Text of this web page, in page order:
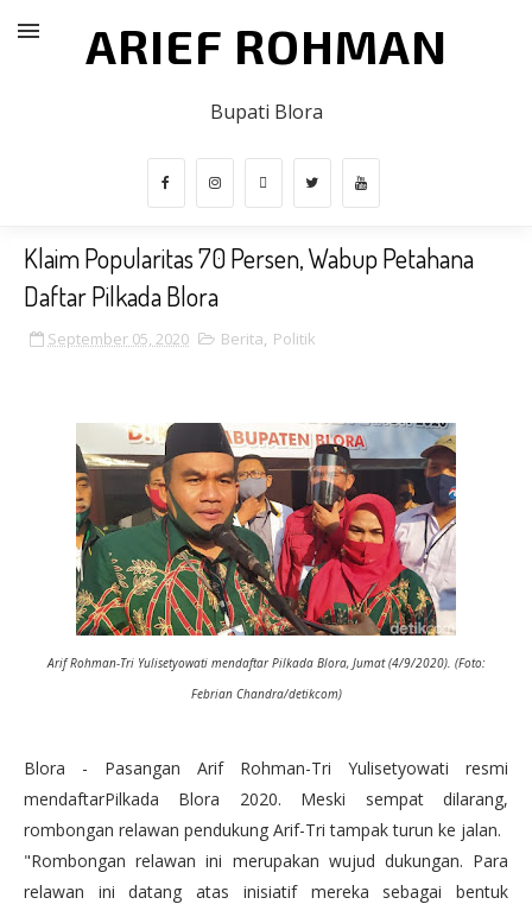
ARIEF ROHMAN
Bupati Blora
Klaim Popularitas 70 Persen, Wabup Petahana
Daftar Pilkada Blora
September 05, 2020 Berita, Politik
Arif Rohman-Tri Yulisetyowati mendaftar Pilkada Blora, Jumat (4/9/2020). (Foto:
Febrian Chandra/detikcom)
Blora - Pasangan Arif Rohman-Tri Yulisetyowati resmi
mendaftarPilkada Blora 2020. Meski sempat dilarang,
rombongan relawan pendukung Arif-Tri tampak turun ke jalan.
"Rombongan relawan ini merupakan wujud dukungan. Para
relawan ini datang atas inisiatif mereka sebagai bentuk